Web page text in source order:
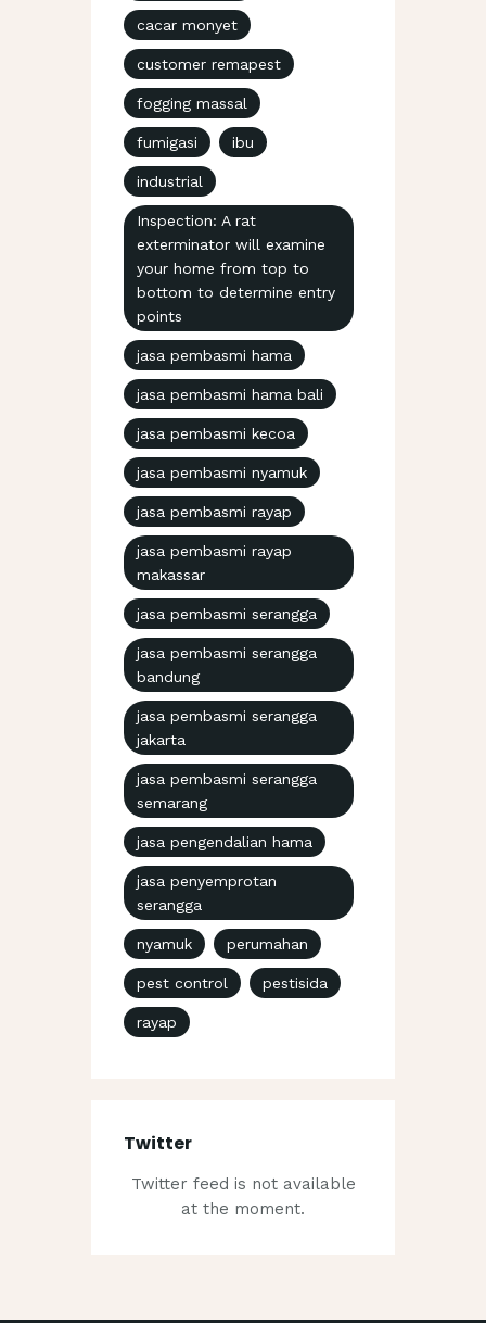
cacar monyet
customer remapest
fogging massal
fumigasi ibu
industrial
Inspection: A rat
exterminator will examine
your home from top to
bottom to determine entry
points
jasa pembasmi hama
jasa pembasmi hama bali
jasa pembasmi kecoa
jasa pembasmi nyamuk
jasa pembasmi rayap
jasa pembasmi rayap
makassar
jasa pembasmi serangga
jasa pembasmi serangga
bandung
jasa pembasmi serangga
jakarta
jasa pembasmi serangga
semarang
jasa pengendalian hama
jasa penyemprotan
serangga
nyamuk perumahan
pest control pestisida
rayap
Twitter
Twitter feed is not available
at the moment.